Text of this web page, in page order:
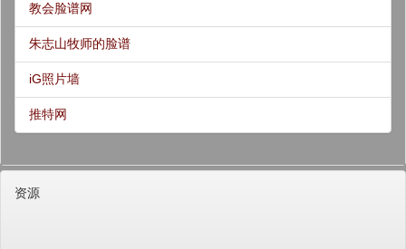
教会脸谱网
朱志山牧师的脸谱
iG照片墙
推特网
资源